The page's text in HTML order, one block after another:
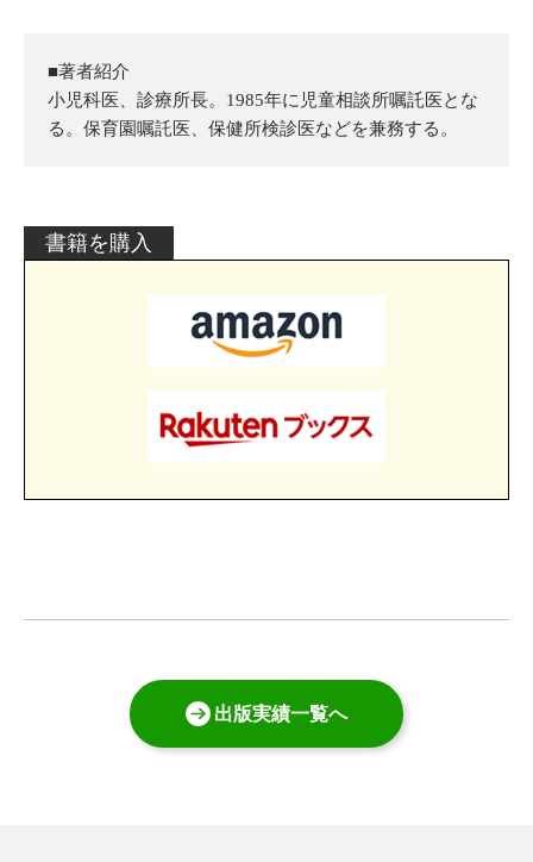
■著者紹介
小児科医、診療所長。1985年に児童相談所嘱託医とな
る。保育園嘱託医、保健所検診医などを兼務する。
書籍を購入
出版実績一覧へ